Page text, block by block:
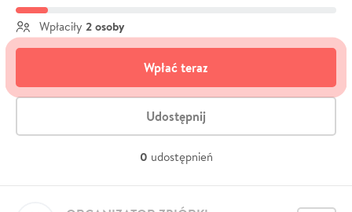
Wpłaciły 2 osoby
Wpłać teraz
Udostępnij
0 udostępnień